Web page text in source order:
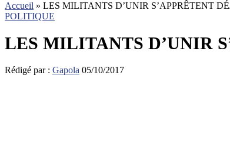
Accueil » LES MILITANTS D’UNIR S’APPRÊTENT
POLITIQUE
LES MILITANTS D’UNIR
Rédigé par : Gapola 05/10/2017